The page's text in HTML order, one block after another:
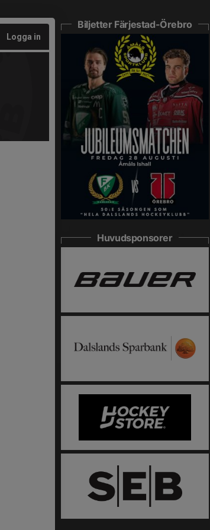
Logga in
Biljetter Färjestad-Örebro
Huvudsponsorer